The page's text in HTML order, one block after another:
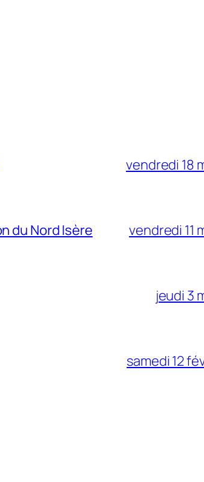
vendredi 18
du Nord Isère vendredi 11
jeudi 3
samedi 12